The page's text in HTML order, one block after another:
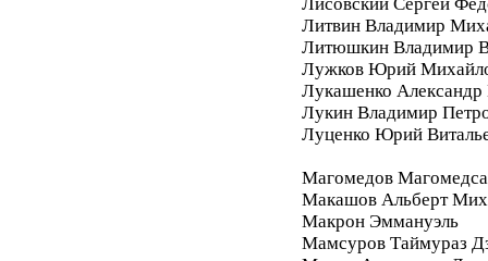
Литвин Владимир
Литюшкин Владимир
Лужков Юрий
Лукашенко Александр
Лукин Владимир
Луценко Юрий
Магомедов
Макашов Альберт
Макрон Эммануэль
Мамсуров Таймураз